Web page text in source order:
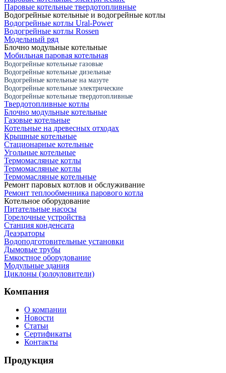
Паровые котельные твердотопливные
Водогрейные котельные и водогрейные котлы
Водогрейные котлы Ural-Power
Водогрейные котлы Rossen
Модельный ряд
Блочно модульные котельные
Мобильная паровая котельная
Водогрейные котельные газовые
Водогрейные котельные дизельные
Водогрейные котельные на мазуте
Водогрейные котельные электрические
Водогрейные котельные твердотопливные
Твердотопливные котлы
Блочно модульные котельные
Газовые котельные
Котельные на древесных отходах
Крышные котельные
Стационарные котельные
Угольные котельные
Термомасляные котлы
Термомасляные котлы
Термомасляные котельные
Ремонт паровых котлов и обслуживание
Ремонт теплообменника парового котла
Котельное оборудование
Питательные насосы
Горелочные устройства
Станция конденсата
Деаэраторы
Водоподготовительные установки
Дымовые трубы
Емкостное оборудование
Mодульные здания
Циклоны (золоуловители)
Компания
О компании
Новости
Статьи
Сертификаты
Контакты
Продукция